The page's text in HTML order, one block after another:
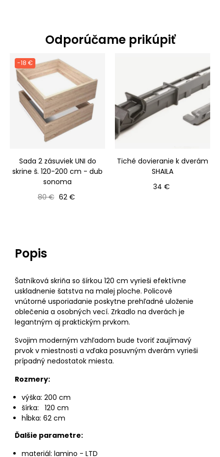
Odporúčame prikúpiť
-18 €
Sada 2 zásuviek UNI do
skrine š. 120-200 cm - dub
sonoma
Bežná cena
80 € Cena
62 €
Tiché dovieranie k dverám
SHAILA
Cena
34 €
Popis
Šatníková skriňa so šírkou 120 cm vyrieši efektívne
uskladnenie šatstva na malej ploche. Policové
vnútorné usporiadanie poskytne prehľadné uloženie
oblečenia a osobných vecí. Zrkadlo na dverách je
legantným aj praktickým prvkom.
Svojim moderným vzhľadom bude tvoriť zaujímavý
prvok v miestnosti a vďaka posuvným dverám vyrieši
prípadný nedostatok miesta.
Rozmery:
výška: 200 cm
šírka: 120 cm
hĺbka: 62 cm
Ďalšie parametre:
materiál: lamino - LTD